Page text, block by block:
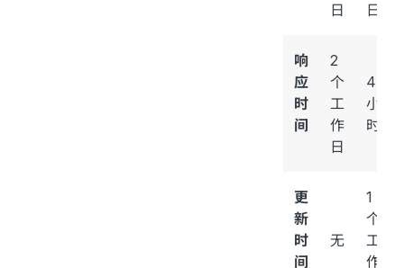
日
日
响
应
时
间
2
个
工
作
日
4
小
时
更
新
时
间
无
1
个
工
作